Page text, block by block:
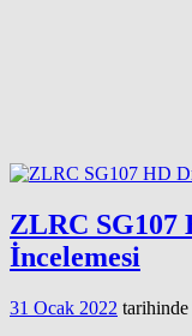
ZLRC SG107
İncelemesi
31 Ocak 2022